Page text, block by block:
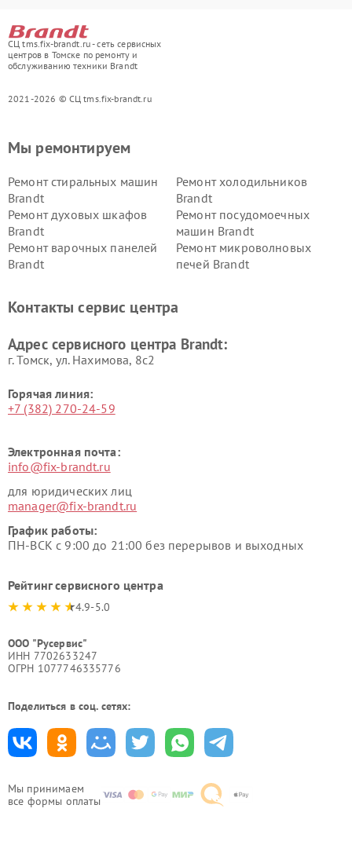
СЦ tms.fix-brandt.ru - сеть сервисных
центров в Томске по ремонту и
обслуживанию техники Brandt
2021-2026 © СЦ tms.fix-brandt.ru
Мы принимаем
все формы оплаты
Мы ремонтируем
Ремонт стиральных машин
Brandt
Ремонт холодильников
Brandt
Ремонт духовых шкафов
Brandt
Ремонт посудомоечных
машин Brandt
Ремонт варочных панелей
Brandt
Ремонт микроволновых
печей Brandt
Контакты сервис центра
Адрес сервисного центра Brandt:
г. Томск, ул. Нахимова, 8с2
Горячая линия:
+7 (382) 270-24-59
Электронная почта:
info@fix-brandt.ru
для юридических лиц
manager@fix-brandt.ru
График работы:
ПН-ВСК с 9:00 до 21:00 без перерывов и выходных
Рейтинг сервисного центра
4.9-5.0
ООО "Русервис"
ИНН 7702633247
ОГРН 1077746335776
Поделиться в соц. сетях: